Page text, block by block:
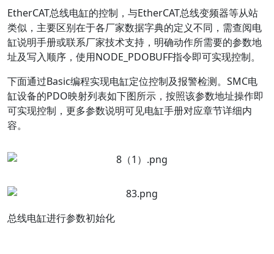
EtherCAT总线电缸的控制，与EtherCAT总线变频器等从站
类似，主要区别在于各厂家数据字典的定义不同，需查阅电
缸说明手册或联系厂家技术支持，明确动作所需要的参数地
址及写入顺序，使用NODE_PDOBUFF指令即可实现控制。
下面通过Basic编程实现电缸定位控制及报警检测。SMC电
缸设备的PDO映射列表如下图所示，按照该参数地址操作即
可实现控制，更多参数说明可见电缸手册对应章节详细内
容。
总线电缸进行参数初始化